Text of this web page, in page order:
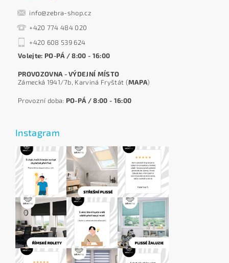
info@zebra-shop.cz
+420 774 484 020
+420 608 539 624
Volejte: PO-PÁ / 8:00 - 16:00
PROVOZOVNA - VÝDEJNÍ MÍSTO
Zámecká 1941/7b, Karviná Fryštát (MAPA)
Provozní doba: PO-PÁ / 8:00 - 16:00
Instagram